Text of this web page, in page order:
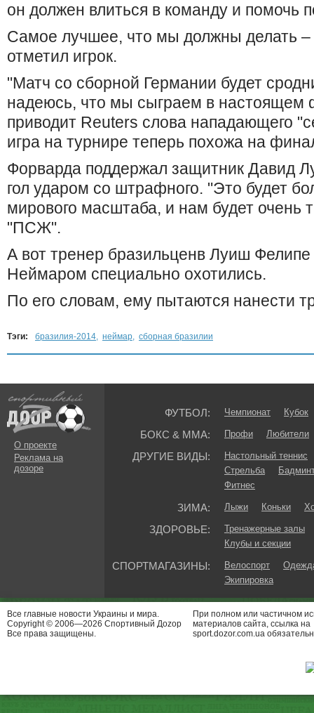
он должен влиться в команду и помочь
Самое лучшее, что мы должны делать –
отметил игрок.
"Матч со сборной Германии будет
надеюсь, что мы сыграем в настоящем
приводит Reuters слова нападающего
игра на турнире теперь похожа на
Форварда поддержал защитник Давид
гол ударом со штрафного. "Это будет
мирового масштаба, и нам будет очень
"ПСЖ".
А вот тренер бразильценв Луиш Фелипе
Неймаром специально охотились.
По его словам, ему пытаются нанести
Тэги: бразилия-2014, неймар, сборная бразилии
О проекте
Реклама на
дозоре
ФУТБОЛ: Чемпионат Кубок
БОКС & ММА: Профи Любители
ДРУГИЕ ВИДЫ:
Настольный теннис
Стрельба
Фитнес
ЗИМА: Лыжи Коньки
ЗДОРОВЬЕ:
Тренажерные залы
Клубы и секции
СПОРТМАГАЗИНЫ: Велоспорт
Экипировка
Все главные новости Украины и мира.
Copyright © 2006—2026 Спортивный Доzор
Все права защищены.
При полном или частичном
материалов сайта, ссылка на
sport.dozor.com.ua